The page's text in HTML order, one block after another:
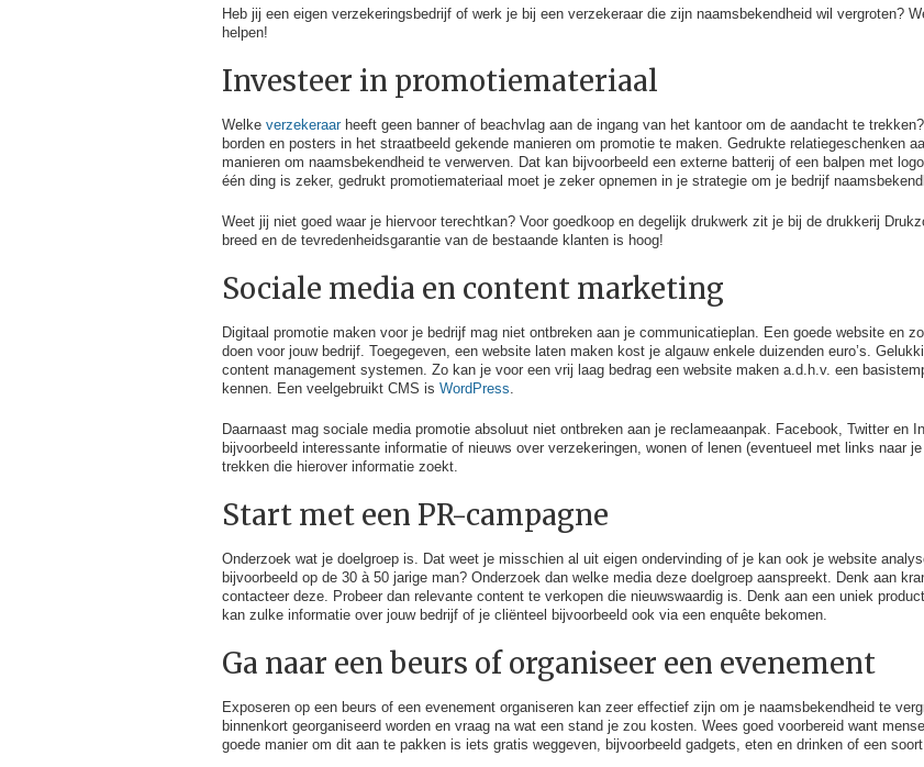
Heb jij een eigen verzekeringsbedrijf of werk je bij een verzekeraar die zijn naamsbekendheid wil vergroten?
helpen!
Investeer in promotiemateriaal
Welke verzekeraarheeft geen banner of beachvlag aan de ingang van het kantoor om de aandacht te
borden en posters in het straatbeeld gekende manieren om promotie te maken. Gedrukte relatiegeschenken
manieren om naamsbekendheid te verwerven. Dat kan bijvoorbeeld een externe batterij of een balpen met
één ding is zeker, gedrukt promotiemateriaal moet je zeker opnemen in je strategie om je bedrijf
Weet jij niet goed waar je hiervoor terechtkan? Voor goedkoop en degelijk drukwerk zit je bij de drukkerij
breed en de tevredenheidsgarantie van de bestaande klanten is hoog!
Sociale media en content marketing
Digitaal promotie maken voor je bedrijf mag niet ontbreken aan je communicatieplan. Een goede website en
doen voor jouw bedrijf. Toegegeven, een website laten maken kost je algauw enkele duizenden euro’s.
content management systemen. Zo kan je voor een vrij laag bedrag een website maken a.d.h.v. een
kennen. Een veelgebruikt CMS is WordPress.
Daarnaast mag sociale media promotie absoluut niet ontbreken aan je reclameaanpak. Facebook, Twitter en
bijvoorbeeld interessante informatie of nieuws over verzekeringen, wonen of lenen (eventueel met links naar
trekken die hierover informatie zoekt.
Start met een PR-campagne
Onderzoek wat je doelgroep is. Dat weet je misschien al uit eigen ondervinding of je kan ook je website
bijvoorbeeld op de 30 à 50 jarige man? Onderzoek dan welke media deze doelgroep aanspreekt. Denk aan
contacteer deze. Probeer dan relevante content te verkopen die nieuwswaardig is. Denk aan een uniek
kan zulke informatie over jouw bedrijf of je cliënteel bijvoorbeeld ook via een enquête bekomen.
Ga naar een beurs of organiseer een evenement
Exposeren op een beurs of een evenement organiseren kan zeer effectief zijn om je naamsbekendheid te
binnenkort georganiseerd worden en vraag na wat een stand je zou kosten. Wees goed voorbereid want
goede manier om dit aan te pakken is iets gratis weggeven, bijvoorbeeld gadgets, eten en drinken of een